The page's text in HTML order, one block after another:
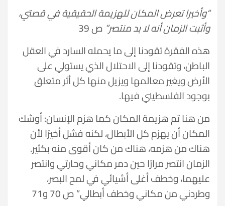
“وأخيرا تعرض المكان للهزيمة الحقيقية في قصتي،
وأثبت الزمان أنه لا بد منتصر” ص 39
هذه الفقرة تقودنا إلى ما يحمله السارد في العقل
الباطن، وتقودنا إلى الاحتلال الذي يستولي على
الأرض ويغير معالمها ويزيل منها كل أثر متعلق
بوجود الفلسطيني فيها.
من هنا تم هزيمة المكان كما هزم الإنسان: أوشك
المكان أن يهزم كل الأبطال، لكنه فشل أخيرًا لأن
هناك من هزمه، هناك من كان أقوى منه بكثير.
الزمان انتصر مرارًا حين دمر مكاني وحارتي وانتصر
عليهما، وخطف أغلى أشيائي في لمح البصر،
وطردني من مكاني وخطف أبطالي” ص 70 و71